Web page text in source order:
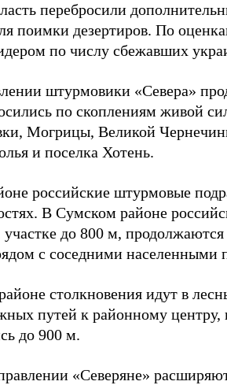
перебросили
поимки дезертиров. По
по числу сбежавших
штурмовики «Севера»
по скоплениям живой
Могрицы, Великой
и поселка Хотень.
российские штурмовые
В Сумском районе
участке до 800 м,
с соседними населенными
столкновения идут в
путей к районному
до 900 м.
«Северяне»